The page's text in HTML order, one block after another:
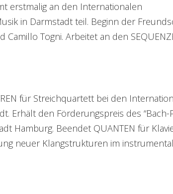
erstmalig an den Internationalen
in Darmstadt teil. Beginn der
Camillo Togni. Arbeitet an den
für Streichquartett bei den
Erhält den Förderungspreis des “Bach-
Hamburg. Beendet QUANTEN für
neuer Klangstrukturen im